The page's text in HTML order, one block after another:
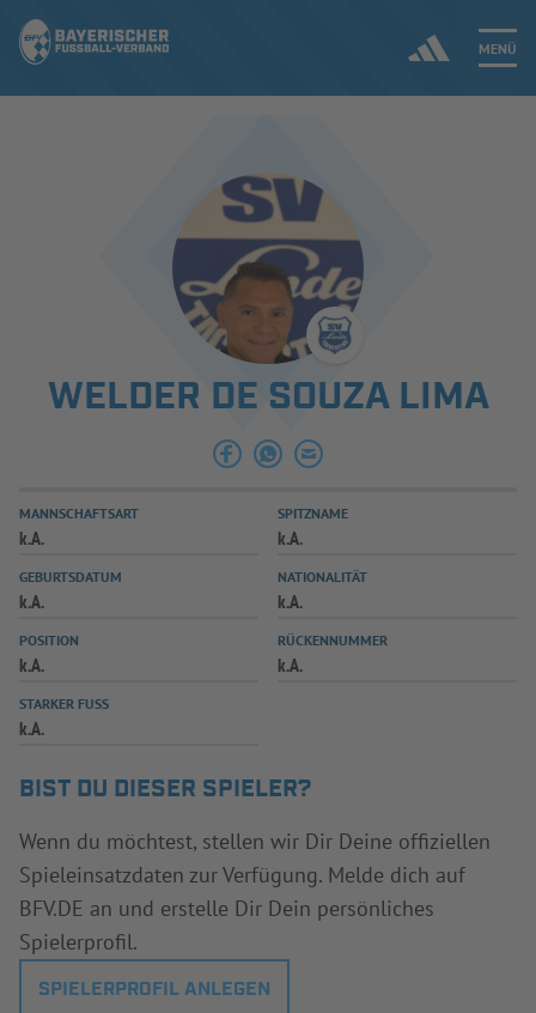
MENÜ
ERGEBNISSE & WETTBEWERBE
SPIELBETRIEB & VERBANDSLEBEN
AUSBILDUNG & FÖRDERUNG
SPIELPLUS
WELDER DE SOUZA LIMA
MANNSCHAFTSART
k.A.
SPITZNAME
k.A.
GEBURTSDATUM
k.A.
NATIONALITÄT
k.A.
POSITION
k.A.
RÜCKENNUMMER
k.A.
STARKER FUSS
k.A.
BIST DU DIESER SPIELER?
Wenn du möchtest, stellen wir Dir Deine offiziellen
Spieleinsatzdaten zur Verfügung. Melde dich auf
BFV.DE an und erstelle Dir Dein persönliches
Spielerprofil.
SPIELERPROFIL ANLEGEN